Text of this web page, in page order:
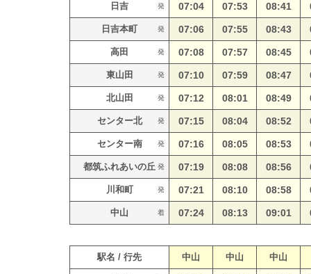
日吉 発 07:04 07:53 08:41
日吉本町 発 07:06 07:55 08:43
高田 発 07:08 07:57 08:45
東山田 発 07:10 07:59 08:47
北山田 発 07:12 08:01 08:49
センター北 発 07:15 08:04 08:52
センター南 発 07:16 08:05 08:53
都筑ふれあいの丘 発 07:19 08:08 08:56
川和町 発 07:21 08:10 08:58
中山 着 07:24 08:13 09:01
駅名 / 行先 中山 中山 中山